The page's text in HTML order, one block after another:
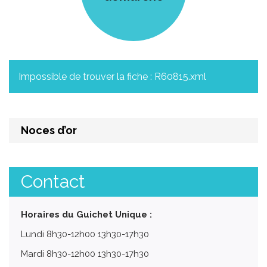
Impossible de trouver la fiche : R60815.xml
Noces d’or
Contact
Horaires du Guichet Unique :
Lundi 8h30-12h00 13h30-17h30
Mardi 8h30-12h00 13h30-17h30